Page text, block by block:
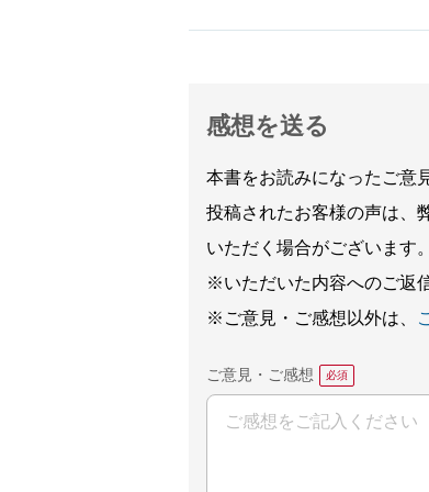
感想を送る
本書をお読みになったご意
投稿されたお客様の声は、
いただく場合がございます。
※いただいた内容へのご返
※ご意見・ご感想以外は、
ご意見・ご感想